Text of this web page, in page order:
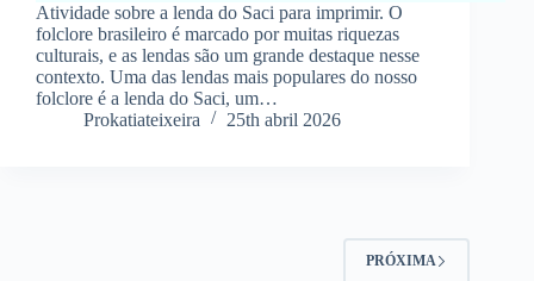
Atividade sobre a lenda do Saci para imprimir. O
folclore brasileiro é marcado por muitas riquezas
culturais, e as lendas são um grande destaque nesse
contexto. Uma das lendas mais populares do nosso
folclore é a lenda do Saci, um…
Prokatiateixeira
25th abril 2026
PRÓXIMA